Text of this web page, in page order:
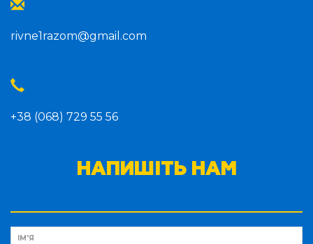
rivne1razom@gmail.com
+38 (068) 729 55 56
НАПИШІТЬ НАМ
ІМ'Я